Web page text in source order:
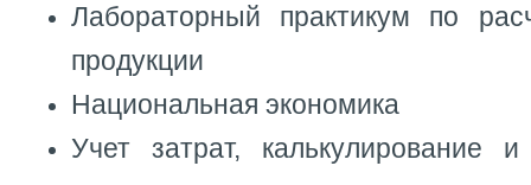
Лабораторный практикум по
продукции
Национальная экономика
Учет затрат, калькулирование